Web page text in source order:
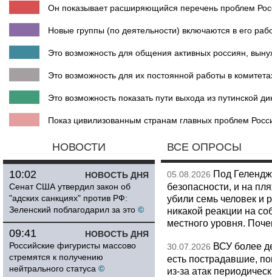
Он показывает расширяющийся перечень проблем
Новые группы (по деятельности) включаются в его
Это возможность для общения активных россиян,
Это возможность для их постоянной работы в
Это возможность показать пути выхода из путинской
Показ цивилизованным странам главных проблем
НОВОСТИ
НОВОСТЬ ДНЯ
10:02
Сенат США утвердил закон об
"адских санкциях" против РФ:
Зеленский поблагодарил за это ©
НОВОСТЬ ДНЯ
09:41
Российские фигуристы массово
стремятся к получению
нейтрального статуса ©
ВСЕ ОПРОСЫ
05.08.2026 Под
безопасности, и на
убили семь человек и
никакой реакции на
местного уровня.
30.07.2026 ВСУ более
есть пострадавшие,
из-за атак